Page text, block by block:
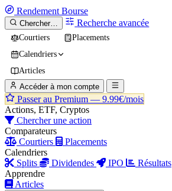
Rendement Bourse
Chercher… Recherche avancée
Courtiers
Placements
Calendriers
Articles
Accéder à mon compte
Passer au Premium — 9.99€/mois
Actions, ETF, Cryptos
Chercher une action
Comparateurs
Courtiers
Placements
Calendriers
Splits
Dividendes IPO
Résultats
Apprendre
Articles